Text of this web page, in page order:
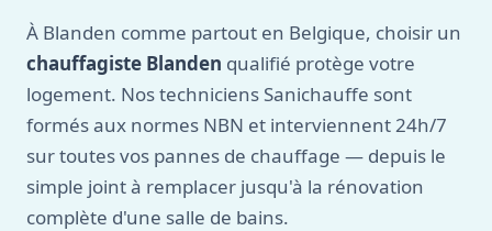
À Blanden comme partout en Belgique, choisir un
chauffagiste Blanden qualifié protège votre
logement. Nos techniciens Sanichauffe sont
formés aux normes NBN et interviennent 24h/7
sur toutes vos pannes de chauffage — depuis le
simple joint à remplacer jusqu'à la rénovation
complète d'une salle de bains.